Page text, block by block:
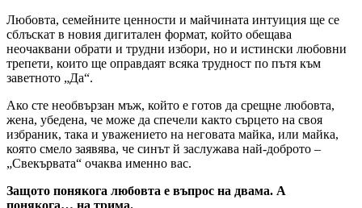
Любовта, семейните ценности и майчината интуиция ще се
сблъскат в новия дигитален формат, който обещава
неочаквани обрати и трудни избори, но и истински любовни
трепети, които ще оправдаят всяка трудност по пътя към
заветното „Да“.
Ако сте необвързан мъж, който е готов да срещне любовта,
жена, убедена, че може да спечели както сърцето на своя
избраник, така и уважението на неговата майка, или майка,
която смело заявява, че синът й заслужава най-доброто –
„Свекървата“ очаква именно вас.
Защото понякога любовта е въпрос на двама. А
понякога… на трима.